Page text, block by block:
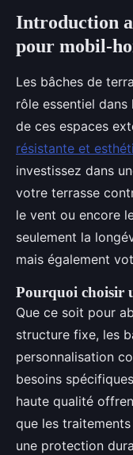
Introduction
pour mobil-
Les bâches de
rôle essentiel
de ces espaces
résistante et
investissez dans
votre terrasse
le vent ou encore
seulement la
mais également
Pourquoi choisir
Que ce soit pour
structure fixe, les
personnalisation
besoins
haute qualité
que les
une protection